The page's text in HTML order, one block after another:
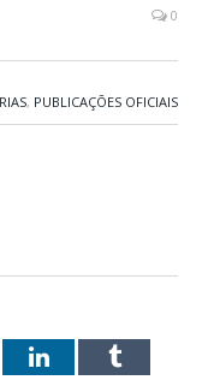
0
, PUBLICAÇÕES OFICIAIS
LinkedInTumblr